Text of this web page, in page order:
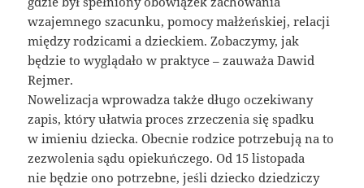
wzajemnego szacunku, pomocy małżeńskiej, relacji
między rodzicami a dzieckiem. Zobaczymy, jak
będzie to wyglądało w praktyce – zauważa Dawid
Rejmer.
Nowelizacja wprowadza także długo oczekiwany
zapis, który ułatwia proces zrzeczenia się spadku
w imieniu dziecka. Obecnie rodzice potrzebują na to
zezwolenia sądu opiekuńczego. Od 15 listopada
nie będzie ono potrzebne, jeśli dziecko dziedziczy